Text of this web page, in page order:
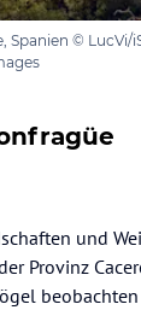
Spanien © LucVi/
und
Provinz